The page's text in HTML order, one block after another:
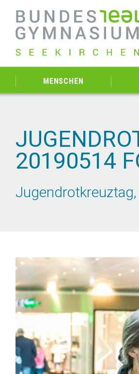
MENSCHEN
20190514